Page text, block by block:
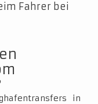
Fahrer bei
in